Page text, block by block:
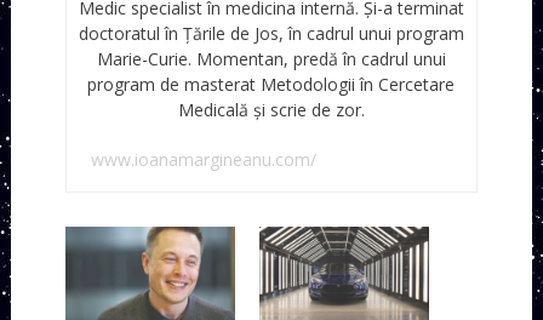
Medic specialist în medicina internă. Și-a terminat
doctoratul în Țările de Jos, în cadrul unui program
Marie-Curie. Momentan, predă în cadrul unui
program de masterat Metodologii în Cercetare
Medicală și scrie de zor.
www.ioanamargineanu.com/